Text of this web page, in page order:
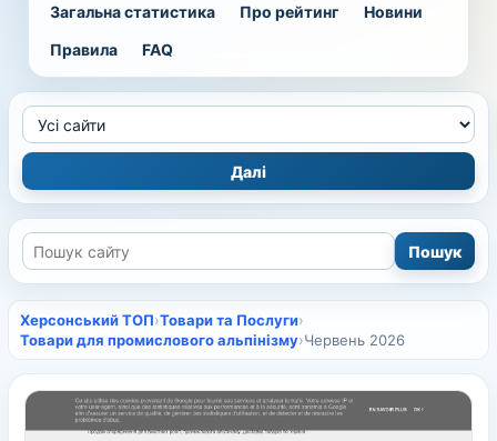
Загальна статистика
Про рейтинг
Новини
Правила
FAQ
Херсонський ТОП›Товари та Послуги›
Товари для промислового альпінізму›Червень 2026